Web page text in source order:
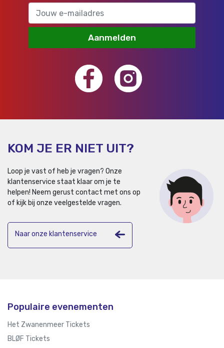
Aanmelden
KOM JE ER NIET UIT?
Loop je vast of heb je vragen? Onze
klantenservice staat klaar om je te
helpen! Neem gerust contact met ons op
of kijk bij onze veelgestelde vragen.
Naar onze klantenservice
Populaire evenementen
Het Zwanenmeer Tickets
BLØF Tickets